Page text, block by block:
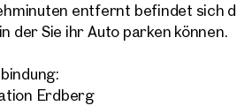
entfernt befindet sich
der Sie ihr Auto parken können.
Erdberg